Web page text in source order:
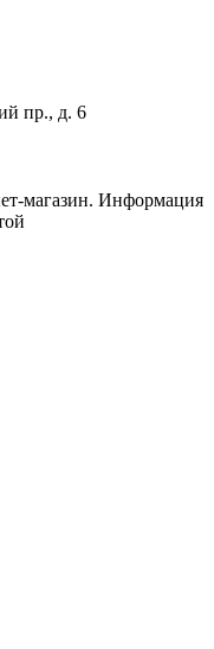
пр., д. 6
магазин. Информация